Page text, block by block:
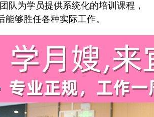
为学员提供系统化的培训课程，
能够胜任各种实际工作。